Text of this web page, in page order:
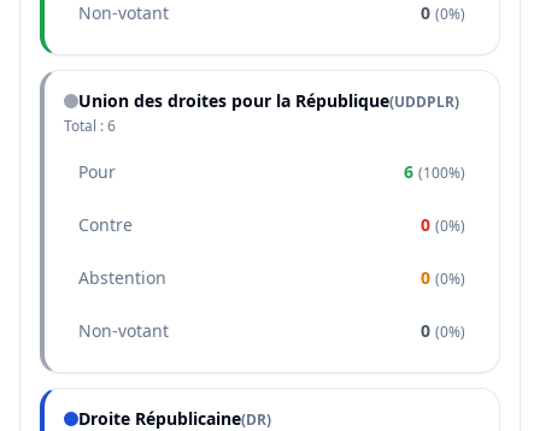
Non-votant 0 (0%)
Union des droites pour la République(UDDPLR)
Total :6
Pour 6 (100%)
Contre 0 (0%)
Abstention 0 (0%)
Non-votant 0 (0%)
Droite Républicaine(DR)